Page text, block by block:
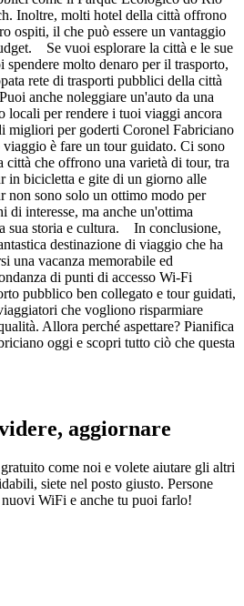
Inoltre, molti hotel della città offrono
ospiti, il che può essere un vantaggio
Se vuoi esplorare la città e le sue
spendere molto denaro per il trasporto,
rete di trasporti pubblici della città
anche noleggiare un'auto da una
locali per rendere i tuoi viaggi ancora
per goderti Coronel Fabriciano
è fare un tour guidato. Ci sono
che offrono una varietà di tour, tra
in bicicletta e gite di un giorno alle
non sono solo un ottimo modo per
di interesse, ma anche un'ottima
sua storia e cultura. In conclusione,
destinazione di viaggio che ha
una vacanza memorabile ed
di punti di accesso Wi-Fi
pubblico ben collegato e tour guidati,
che vogliono risparmiare
Allora perché aspettare? Pianifica
oggi e scopri tutto ciò che questa
aggiornare
come noi e volete aiutare gli altri
siete nel posto giusto. Persone
WiFi e anche tu puoi farlo!